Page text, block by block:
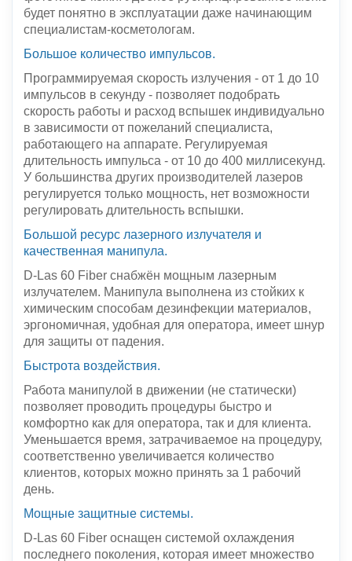
будет понятно в эксплуатации даже начинающим
специалистам-косметологам.
Большое количество импульсов.
Программируемая скорость излучения - от 1 до 10
импульсов в секунду - позволяет подобрать
скорость работы и расход вспышек индивидуально
в зависимости от пожеланий специалиста,
работающего на аппарате. Регулируемая
длительность импульса - от 10 до 400 миллисекунд.
У большинства других производителей лазеров
регулируется только мощность, нет возможности
регулировать длительность вспышки.
Большой ресурс лазерного излучателя и
качественная манипула.
D-Las 60 Fiber снабжён мощным лазерным
излучателем. Манипула выполнена из стойких к
химическим способам дезинфекции материалов,
эргономичная, удобная для оператора, имеет шнур
для защиты от падения.
Быстрота воздействия.
Работа манипулой в движении (не статически)
позволяет проводить процедуры быстро и
комфортно как для оператора, так и для клиента.
Уменьшается время, затрачиваемое на процедуру,
соответственно увеличивается количество
клиентов, которых можно принять за 1 рабочий
день.
Мощные защитные системы.
D-Las 60 Fiber оснащен системой охлаждения
последнего поколения, которая имеет множество